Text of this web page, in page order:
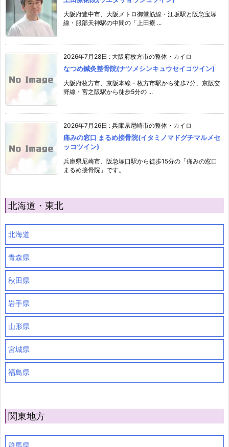
大阪府豊中市、大阪メトロ御堂筋線・江坂駅と阪急宝塚
線・服部天神駅の中間の「上田療 ...
2026年7月28日 : 大阪府枚方市の整体・カイロ
なつめ鍼灸整骨院(ナツメシンキュウセイコツイン)
大阪府枚方市、京阪本線・枚方市駅から徒歩7分、京阪交
野線・宮之阪駅から徒歩5分の ...
2026年7月26日 : 兵庫県尼崎市の整体・カイロ
痛みの窓口 まるめ接骨院(イタミノマドグチマルメセ
ッコツイン)
兵庫県尼崎市、阪急塚口駅から徒歩15分の「痛みの窓口
まるめ接骨院」です。
北海道・東北
北海道
青森県
秋田県
岩手県
山形県
宮城県
福島県
関東地方
群馬県